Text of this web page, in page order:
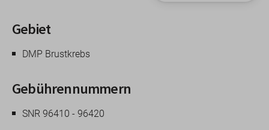
Gebiet
DMP Brustkrebs
Gebührennummern
SNR 96410 - 96420